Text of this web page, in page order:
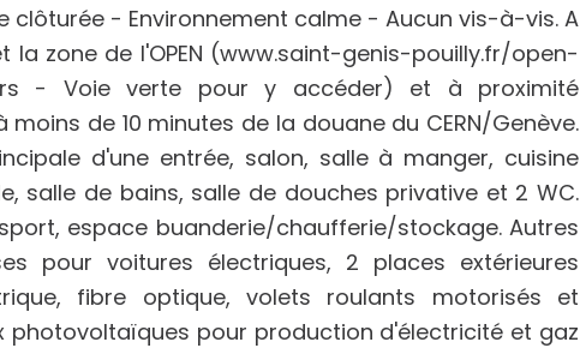
clôturée - Environnement calme - Aucun vis-à-vis. A
zone de l'OPEN (www.saint-genis-pouilly.fr/open-
- Voie verte pour y accéder) et à proximité
de 10 minutes de la douane du CERN/Genève.
d'une entrée, salon, salle à manger, cuisine
salle de bains, salle de douches privative et 2 WC.
espace buanderie/chaufferie/stockage. Autres
pour voitures électriques, 2 places extérieures
fibre optique, volets roulants motorisés et
photovoltaïques pour production d'électricité et gaz